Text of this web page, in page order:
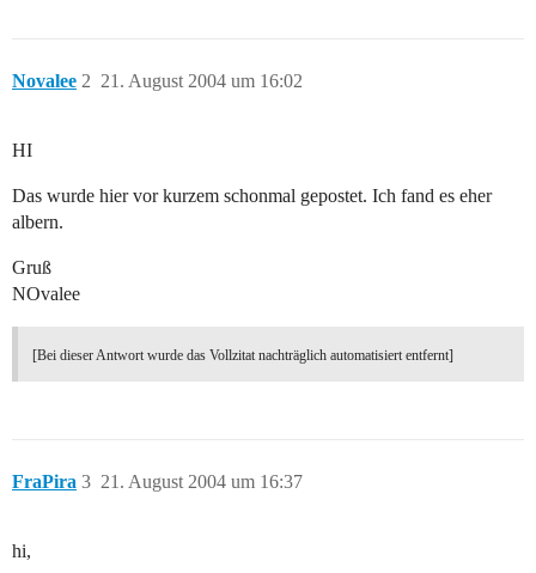
Novalee 21. August 2004 um 16:02
2
HI
Das wurde hier vor kurzem schonmal gepostet. Ich fand es eher
albern.
Gruß
NOvalee
[Bei dieser Antwort wurde das Vollzitat nachträglich automatisiert entfernt]
FraPira 21. August 2004 um 16:37
3
hi,